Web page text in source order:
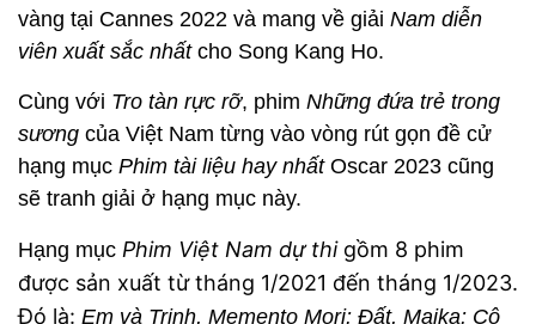
vàng tại Cannes 2022 và mang về giải Nam diễn
viên xuất sắc nhất cho Song Kang Ho.
Cùng với Tro tàn rực rỡ, phim Những đứa trẻ trong
sương của Việt Nam từng vào vòng rút gọn đề cử
hạng mục Phim tài liệu hay nhất Oscar 2023 cũng
sẽ tranh giải ở hạng mục này.
Hạng mục Phim Việt Nam dự thi gồm 8 phim
được sản xuất từ tháng 1/2021 đến tháng 1/2023.
Đó là: Em và Trịnh, Memento Mori: Đất, Maika: Cô